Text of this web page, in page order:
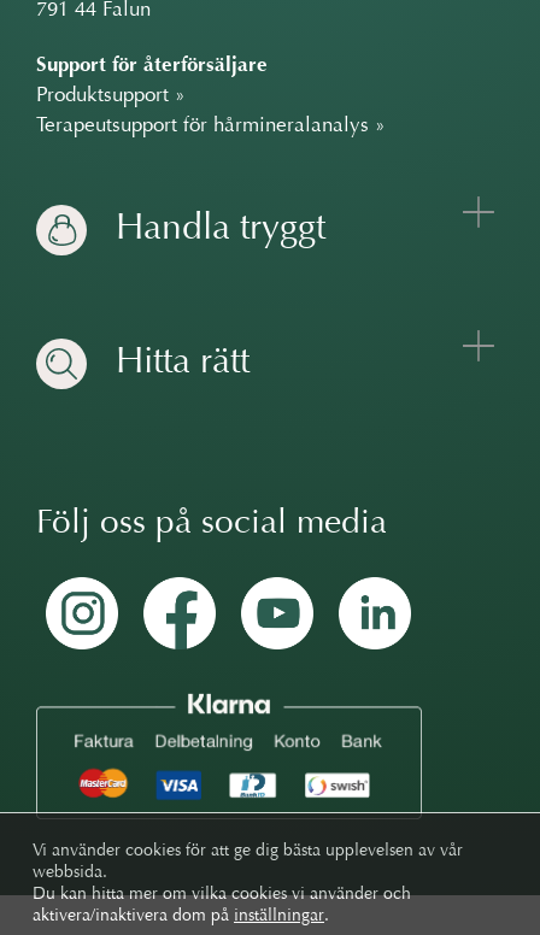
791 44 Falun
Support för återförsäljare
Produktsupport »
Terapeutsupport för hårmineralanalys »
Handla tryggt
Hitta rätt
Följ oss på social media
Vi använder cookies för att ge dig bästa upplevelsen av vår
webbsida.
Du kan hitta mer om vilka cookies vi använder och
aktivera/inaktivera dom på inställningar.